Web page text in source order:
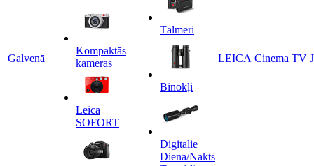
Galvenā
Kompaktās
kameras
Leica
SOFORT
Tālmēri
Binokļi
Digitalie
Diena/Nakts
LEICA Cinema TV